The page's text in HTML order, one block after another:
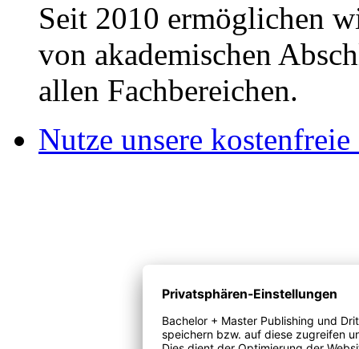
Seit 2010 ermöglichen
von akademischen
allen Fachbereichen.
Nutze unsere